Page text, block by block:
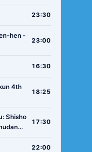
23:30
hen -
23:00
16:30
4th
18:25
Shisho
17:30
22:00